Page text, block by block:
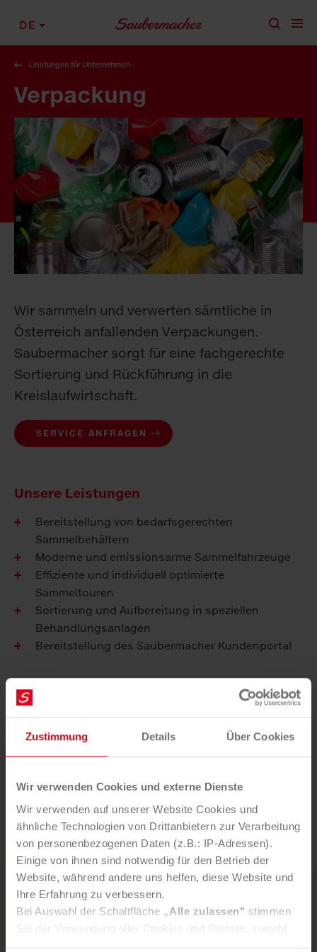
Zustimmung Details Über Cookies
Wir verwenden Cookies und externe Dienste
Wir verwenden auf unserer Website Cookies und
ähnliche Technologien von Drittanbietern zur Verarbeitung
von personenbezogenen Daten (z.B.: IP-Adressen).
Einige von ihnen sind notwendig für den Betrieb der
Website, während andere uns helfen, diese Website und
Ihre Erfahrung zu verbessern.
Bei Auswahl der Schaltfläche „Alle zulassen" stimmen
Sie der Verwendung aller Cookies und Dienste, sowohl
von Drittanbietern als auch den eigenen, zu.
DE
Leistungen für Unternehmen
Verpackung
Wir sammeln und verwerten sämtliche in
Österreich anfallenden Verpackungen.
Saubermacher sorgt für eine fachgerechte
Sortierung und Rückführung in die
Kreislaufwirtschaft.
SERVICE ANFRAGEN
Unsere Leistungen
Bereitstellung von bedarfsgerechten
Sammelbehältern
Moderne und emissionsarme Sammelfahrzeuge
Effiziente und individuell optimierte
Sammeltouren
Sortierung und Aufbereitung in speziellen
Behandlungsanlagen
Bereitstellung des Saubermacher Kundenportal
Ihr Vorteil
Saubermacher stellt eine perfekte Logistik für Ihre
Verpackungsabfälle sicher.
Behälter und Container in verschiedenen Größen
Ein Ansprechpartner für die gesamte Abwicklung
Sie möchten diesen Service nutzen?
ANFRAGE SENDEN